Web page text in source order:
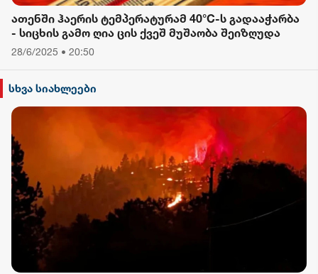
ათენში ჰაერის ტემპერატურამ 40°C-ს გადააჭარბა
- სიცხის გამო ღია ცის ქვეშ მუშაობა შეიზღუდა
28/6/2025 • 20:50
სხვა სიახლეები